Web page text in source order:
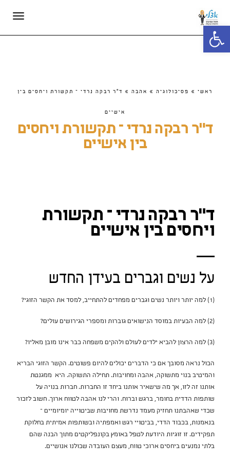
פתח סרגל נגישות
ראשי » פסיכולוגיה » אהבה » ד"ר רבקה נרדי – תקשורת ויחסים בין
אישיים
ד"ר רבקה נרדי – תקשורת ויחסים
בין אישיים
ד"ר רבקה נרדי – תקשורת
ויחסים בין אישיים
על נשים וגברים בעידן החדש
(1) למה יותר ויותר נשים וגברים מפחדים להתחייב, למסד את הקשר הזוגי?
(2) למה הבעיות במוסד הנישואים גוברות ומספרי הגירושים עולים?
(3) למה הרצון להביא ילדים לעולם ולהקים משפחה כבר אינו מובן מאליו?
הכול נראה מסובך אם כי הדברים יכולים להיום פשוטים. הקשר הזוגי הבריא
והמיטיב בנוי מתשוקה, אהבה ומחויבות. תחילה התשוקה. היא ממגנטת
אותנו זה לזו, אך מה שישאיר אותנו ביחד זו החברות. חברות בנויה על
שותפות הדדית בחומר, ברגש וברוח. והרי לנו אהבה לטווח ארוך. חשוב לזכור
שכדי שאהבתנו תחזיק מעמד נדרשת מחויבות שביטוייה יומיומיים –
בנאמנות, בכבוד הדדי, בביטויי רגש ואמפתיה ובשותפות אמיתית בחלוקת
תפקידים. זו זוגיות היודעת לטפל באומץ בקונפליקטים מתוך הבנה שהם
בלתי נמנעים ביחסים ארוכי טווח, מעצם העובדה שכולנו אנושיים.